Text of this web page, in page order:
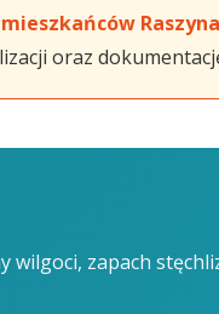
oraz
wilgoci, zapach